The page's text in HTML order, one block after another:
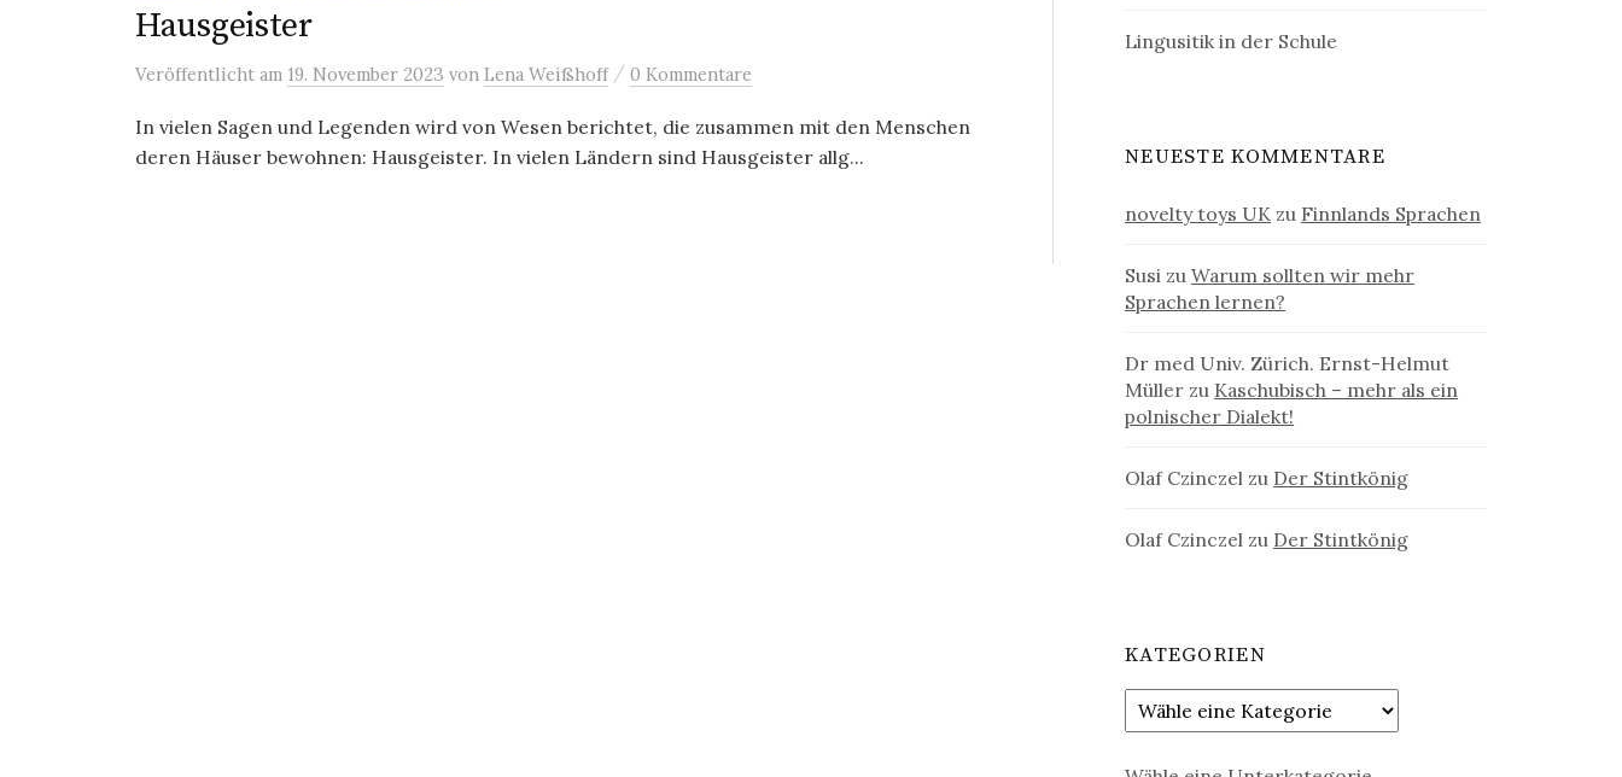
Hausgeister
Veröffentlicht am 19. November 2023 von Lena Weißhoff / 0 Kommentare
In vielen Sagen und Legenden wird von Wesen berichtet, die zusammen mit den Menschen
deren Häuser bewohnen: Hausgeister. In vielen Ländern sind Hausgeister allg...
Lingusitik in der Schule
NEUESTE KOMMENTARE
novelty toys UK zu Finnlands Sprachen
Susi zuWarum sollten wir mehr
Sprachen lernen?
Dr med Univ. Zürich. Ernst-Helmut
Müller zu Kaschubisch – mehr als ein
polnischer Dialekt!
Olaf Czinczel zu Der Stintkönig
Olaf Czinczel zu Der Stintkönig
KATEGORIEN